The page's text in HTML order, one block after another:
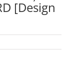
[Design